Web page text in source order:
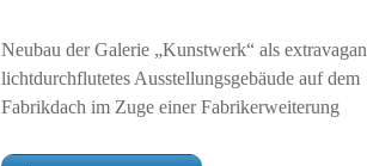
Neubau der Galerie „Kunstwerk“ als
lichtdurchflutetes Ausstellungsgebäude auf dem
Fabrikdach im Zuge einer Fabrikerweiterung